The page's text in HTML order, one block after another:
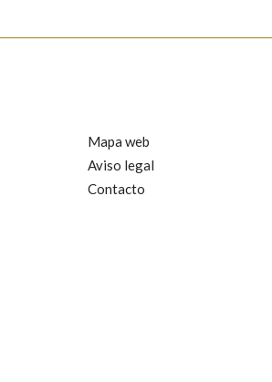
Mapa web
Aviso legal
Contacto